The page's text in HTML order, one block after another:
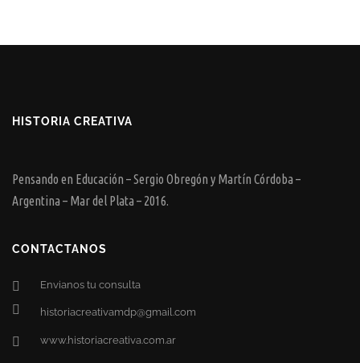
HISTORIA CREATIVA
Pensando en Educación – Sergio Obregón y Martín Córdoba –
Argentina – Mar del Plata – 2016.
CONTACTANOS
Envianos tu consulta
historiacreativamdp@gmail.com
www.historiacreativa.com.ar